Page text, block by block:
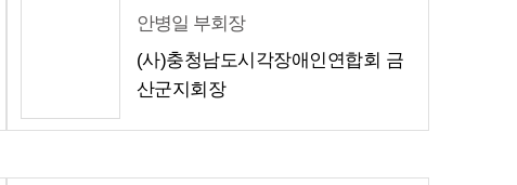
안병일 부회장
(사)충청남도시각장애인연합회 금
산군지회장